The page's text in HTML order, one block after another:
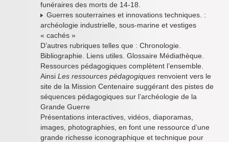
funéraires des morts de 14-18.
Guerres souterraines et innovations techniques. :
archéologie industrielle, sous-marine et vestiges
« cachés »
D’autres rubriques telles que : Chronologie.
Bibliographie. Liens utiles. Glossaire Médiathèque.
Ressources pédagogiques complètent l’ensemble.
Ainsi Les ressources pédagogiques renvoient vers le
site de la Mission Centenaire suggérant des pistes de
séquences pédagogiques sur l’archéologie de la
Grande Guerre
Présentations interactives, vidéos, diaporamas,
images, photographies, en font une ressource d’une
grande richesse iconographique et technique pour